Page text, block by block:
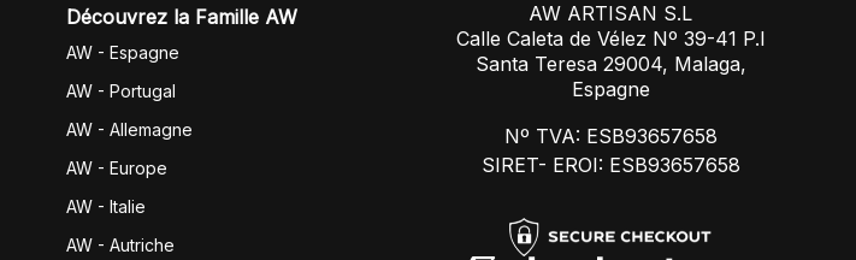
Découvrez la Famille AW
AW - Espagne
AW - Portugal
AW - Allemagne
AW - Europe
AW - Italie
AW - Autriche
AW ARTISAN S.L
Calle Caleta de Vélez Nº 39-41 P.I
Santa Teresa 29004, Malaga,
Espagne
Nº TVA: ESB93657658
SIRET- EROI: ESB93657658